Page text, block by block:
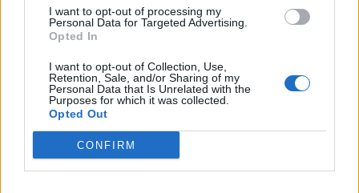
I want to opt-out of processing my
Personal Data for Targeted Advertising.
Opted In
I want to opt-out of Collection, Use,
Retention, Sale, and/or Sharing of my
Personal Data that Is Unrelated with the
Purposes for which it was collected.
Opted Out
CONFIRM
sämre omdöme.
– Jag tror alla vet att om man går på en restaurang
och dricker alkohol kanske inte omdömet ökar, sade
statsministern.
För de hårt prövade krogarna är det bara att
fortsätta med att följa restriktionerna, men på allt
fler håll vittnas det om att pengarna börjar ta slut
och frågan är hur länge man kommer att överleva när